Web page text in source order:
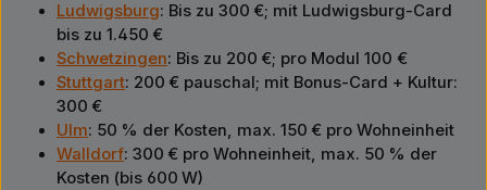
Ludwigsburg: Bis zu 300 €; mit Ludwigsburg-Card
bis zu 1.450 €
Schwetzingen: Bis zu 200 €; pro Modul 100 €
Stuttgart: 200 € pauschal; mit Bonus-Card + Kultur:
300 €
Ulm: 50 % der Kosten, max. 150 € pro Wohneinheit
Walldorf: 300 € pro Wohneinheit, max. 50 % der
Kosten (bis 600 W)